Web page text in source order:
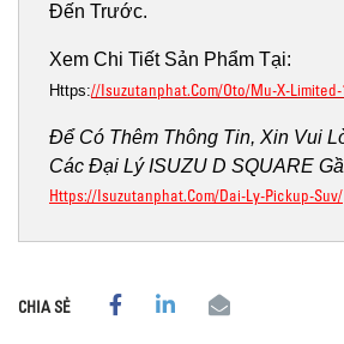
Đến Trước.
Xem Chi Tiết Sản Phẩm Tại:
Https://isuzutanphat.com/oto/mu-X-Limited-
Để Có Thêm Thông Tin, Xin Vui
Các Đại Lý ISUZU D SQUARE
Https://isuzutanphat.com/dai-Ly-Pickup-Suv/
CHIA SẺ